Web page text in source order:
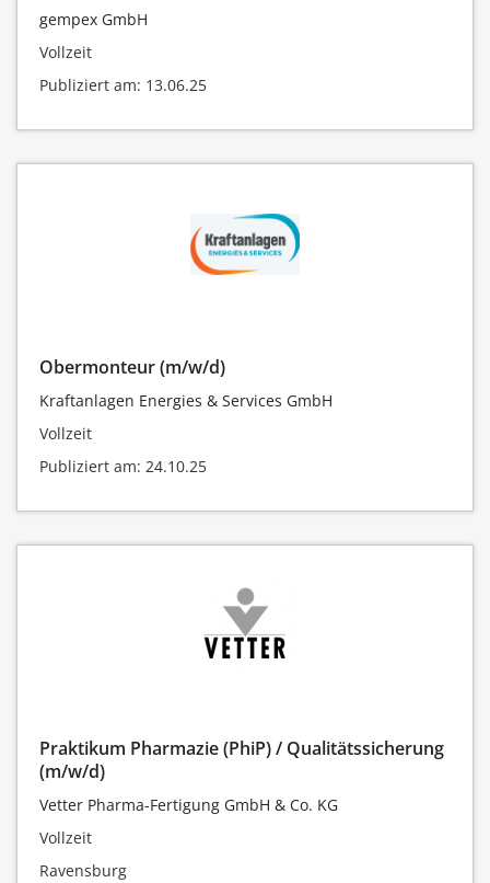
gempex GmbH
Vollzeit
Publiziert am: 13.06.25
Obermonteur (m/w/d)
Kraftanlagen Energies & Services GmbH
Vollzeit
Publiziert am: 24.10.25
Praktikum Pharmazie (PhiP) / Qualitätssicherung
(m/w/d)
Vetter Pharma-Fertigung GmbH & Co. KG
Vollzeit
Ravensburg